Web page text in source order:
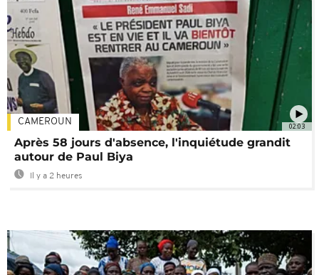
02:03
CAMEROUN
Après 58 jours d'absence, l'inquiétude grandit
autour de Paul Biya
Il y a 2 heures